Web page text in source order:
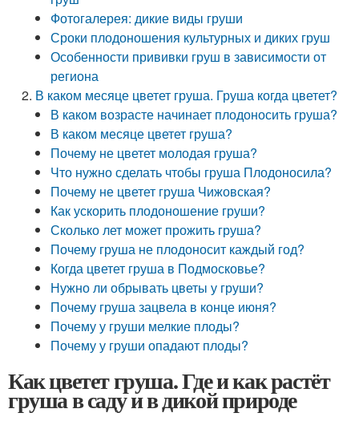
Фотогалерея: дикие виды груши
Сроки плодоношения культурных и диких груш
Особенности прививки груш в зависимости от
региона
В каком месяце цветет груша. Груша когда цветет?
В каком возрасте начинает плодоносить груша?
В каком месяце цветет груша?
Почему не цветет молодая груша?
Что нужно сделать чтобы груша Плодоносила?
Почему не цветет груша Чижовская?
Как ускорить плодоношение груши?
Сколько лет может прожить груша?
Почему груша не плодоносит каждый год?
Когда цветет груша в Подмосковье?
Нужно ли обрывать цветы у груши?
Почему груша зацвела в конце июня?
Почему у груши мелкие плоды?
Почему у груши опадают плоды?
Как цветет груша. Где и как растёт
груша в саду и в дикой природе